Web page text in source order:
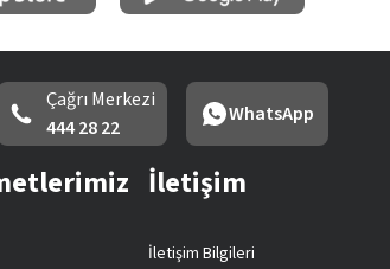
Çağrı Merkezi
444 28 22
WhatsApp
İletişim
İletişim Bilgileri